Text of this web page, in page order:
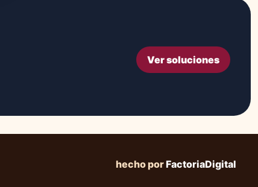
Ver soluciones
hecho porFactoriaDigital